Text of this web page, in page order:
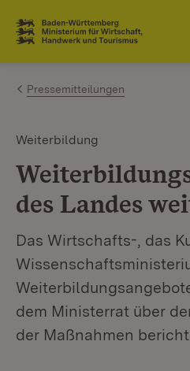
Zum Inhalt springen
Link zur Startseite
Pressemitteilungen
Weiterbildung
des Landes
Das Wirtschafts-, das
dem Ministerrat über
der Maßnahmen